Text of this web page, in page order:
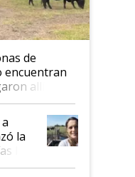
de
encuentran
allí
la
le